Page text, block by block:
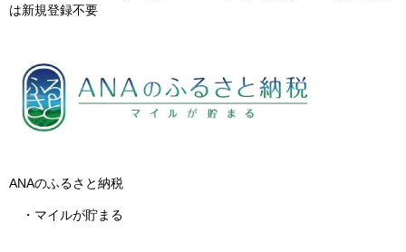
は新規登録不要
ANAのふるさと納税
・マイルが貯まる